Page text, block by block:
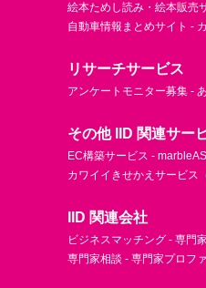
絵本ためし読み・絵本販売
自動車情報まとめサイト -
リサーチサービス
アンケートモニター募集 -
その他 IID 関連サー
EC構築サービス -
カワイイきせかえサービス
IID 関連会社
ビジネスマッチング - 専門
専門家相談 - 専門家プロフ